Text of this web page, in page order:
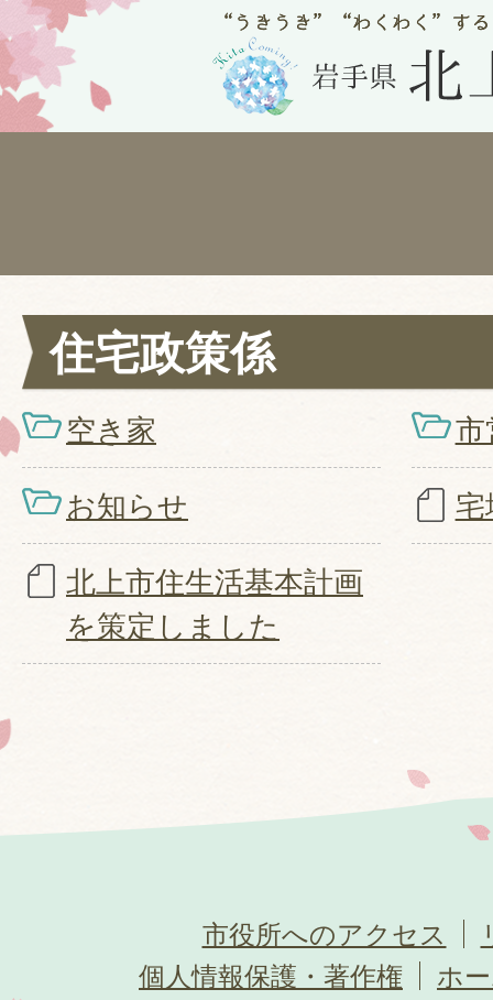
住宅政策係
空き家 市
お知らせ 宅
北上市住生活基本計画
を策定しました
市役所へのアクセス
個人情報保護・著作権
ホ